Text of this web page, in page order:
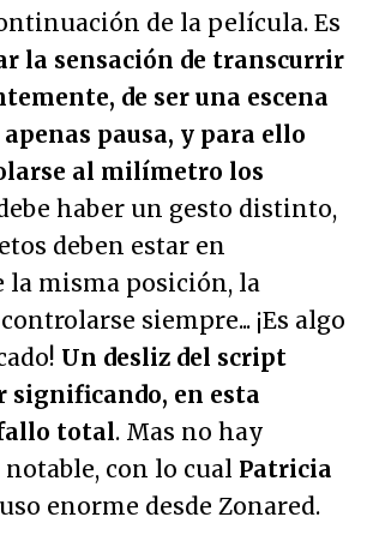
de la película. Es
la sensación de transcurrir
de ser una escena
pausa, y para ello
al milímetro los
haber un gesto distinto,
deben estar en
la misma posición, la
siempre... ¡Es algo
Un desliz del script
significando, en esta
total. Mas no hay
con lo cual Patricia
enorme desde Zonared.